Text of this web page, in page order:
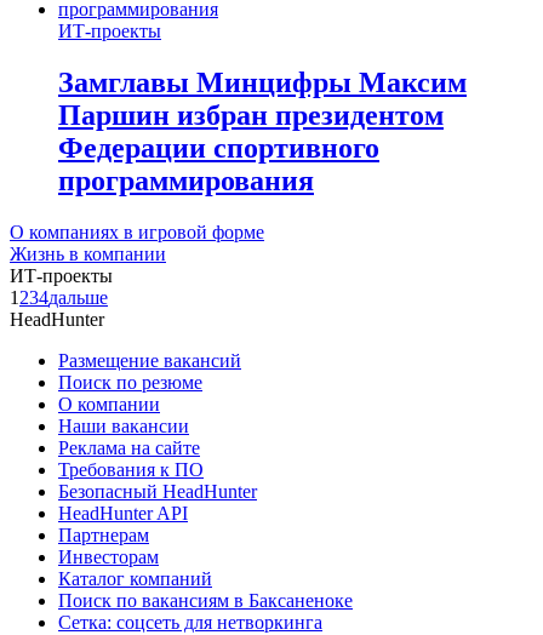
ИТ-проекты
Замглавы Минцифры Максим
Паршин избран президентом
Федерации спортивного
программирования
О компаниях в игровой форме
Жизнь в компании
ИТ-проекты
1 234дальше
HeadHunter
Размещение вакансий
Поиск по резюме
О компании
Наши вакансии
Реклама на сайте
Требования к ПО
Безопасный HeadHunter
HeadHunter API
Партнерам
Инвесторам
Каталог компаний
Поиск по вакансиям в Баксаненоке
Сетка: соцсеть для нетворкинга